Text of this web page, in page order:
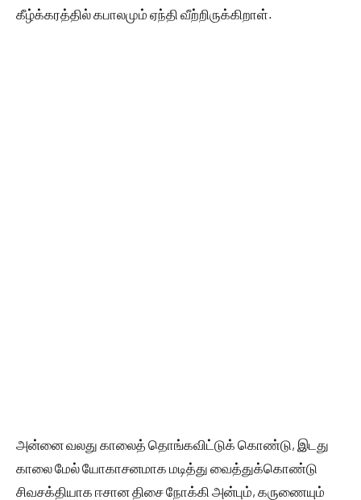
கீழ்க்கரத்தில் கபாலமும் ஏந்தி வீற்றிருக்கிறாள்.
அன்னை வலது காலைத் தொங்கவிட்டுக் கொண்டு, இடது
காலை மேல் யோகாசனமாக மடித்து வைத்துக்கொண்டு
சிவசக்தியாக ஈசான திசை நோக்கி அன்பும், கருணையும்